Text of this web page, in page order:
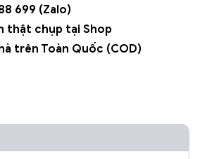
699 (Zalo)
thật chụp tại Shop
trên Toàn Quốc (COD)